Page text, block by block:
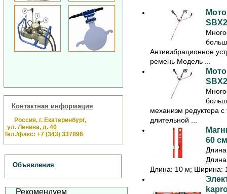
Контактная информация
Россия, г. Екатеринбург,
ул. Ленина, д. 40
Тел./факс: +7 (343) 337896
Объявления
Рекомендуем
Антивибрационное
ремень Модель ...
механизм редуктора
длительной ...
60
Длина: 10 м; Ширина: